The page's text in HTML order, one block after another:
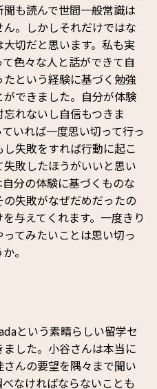
も読んで世間一般常識は
。しかしそれだけではな
切だと思います。私も実
色々な人と話ができて自
という経験に基づく勉強
できました。自分が体験
れないし自信もつきま
いれば一度思い切って行っ
失敗をすれば行動に起こ
敗したほうがいいと思い
分の体験に基づくものな
失敗がなぜだめだったの
与えてくれます。一度きり
てみたいことは思い切っ
。
という素晴らしい留学セ
した。小谷さんは本当に
んの要望を隅々まで聞い
なければならないことも